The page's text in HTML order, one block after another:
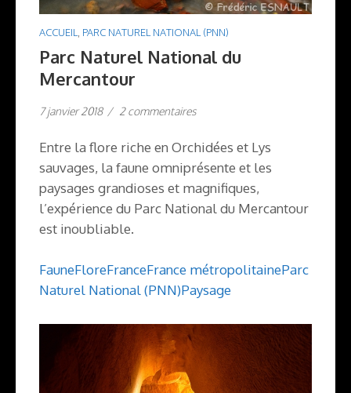
ACCUEIL PARC NATUREL NATIONAL (PNN)
Parc Naturel National du
Mercantour
7 janvier 2018 / 2 commentairessur
National
du
Mercantour
Entre la flore riche en Orchidées et Lys
sauvages, la faune omniprésente et les
paysages grandioses et magnifiques,
l’expérience du Parc National du Mercantour
est inoubliable.
FauneFloreFranceFrance métropolitaineParc
Naturel National (PNN)Paysage